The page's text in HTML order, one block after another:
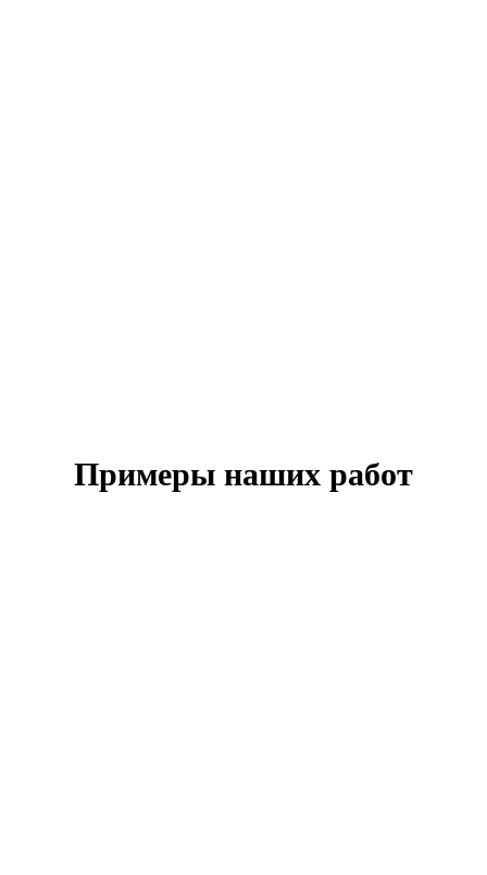
Примеры наших работ